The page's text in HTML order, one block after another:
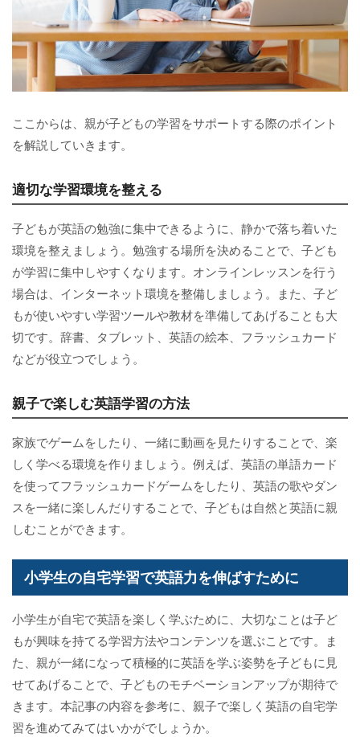
ここからは、親が子どもの学習をサポートする際のポイント
を解説していきます。
適切な学習環境を整える
子どもが英語の勉強に集中できるように、静かで落ち着いた
環境を整えましょう。勉強する場所を決めることで、子ども
が学習に集中しやすくなります。オンラインレッスンを行う
場合は、インターネット環境を整備しましょう。また、子ど
もが使いやすい学習ツールや教材を準備してあげることも大
切です。辞書、タブレット、英語の絵本、フラッシュカード
などが役立つでしょう。
親子で楽しむ英語学習の方法
家族でゲームをしたり、一緒に動画を見たりすることで、楽
しく学べる環境を作りましょう。例えば、英語の単語カード
を使ってフラッシュカードゲームをしたり、英語の歌やダン
スを一緒に楽しんだりすることで、子どもは自然と英語に親
しむことができます。
小学生の自宅学習で英語力を伸ばすために
小学生が自宅で英語を楽しく学ぶために、大切なことは子ど
もが興味を持てる学習方法やコンテンツを選ぶことです。ま
た、親が一緒になって積極的に英語を学ぶ姿勢を子どもに見
せてあげることで、子どものモチベーションアップが期待で
きます。本記事の内容を参考に、親子で楽しく英語の自宅学
習を進めてみてはいかがでしょうか。